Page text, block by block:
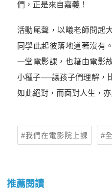
們，正是來自嘉義！
活動尾聲，以曦老師問起
同學此起彼落地道著沒有
一堂電影課，也藉由電影
小種子──讓孩子們理解，
如此絕對，而面對人生，亦
我們在電影院上課
推薦閱讀